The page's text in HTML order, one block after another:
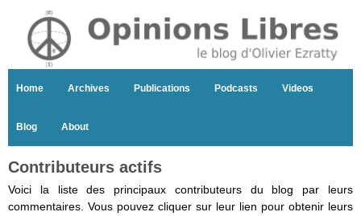
Home Archives Publications Podcasts Videos
Blog About
Contributeurs actifs
Voici la liste des principaux contributeurs du blog par leurs
commentaires. Vous pouvez cliquer sur leur lien pour obtenir leurs